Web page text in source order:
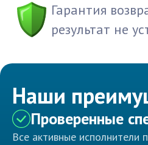
Гарантия
результат не
Наши
Проверенные
Все активные исполнители